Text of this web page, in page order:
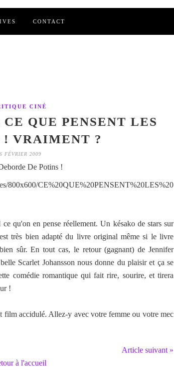
CONTACT
CINÉ
QUE PENSENT LES
! VRAIMENT ?
FÉVRIER 2009
De Potins !
qu'on en pense réellement. Un késako de stars sur
très bien adapté du livre original même si le livre
sûr. En tout cas, le retour (gagnant) de Jennifer
Scarlet Johansson nous donne du plaisir et ça se
comédie romantique qui fait rire, sourire, et tirera
!
film accidulé. Allez-y avec votre femme ou votre mec
Article suivant »
à l'accueil